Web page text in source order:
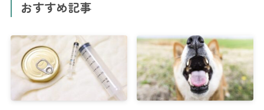
おすすめ記事